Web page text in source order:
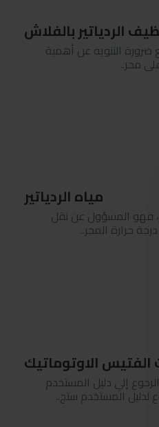
الردياتير بالفلاش
ضرورة التنويه عن أهمية
محر..
مياه الردياتير
فهو المسؤول عن نقل
حرارة المحر..
الاوتوماتيك
إلي دليل المستخدم
لدليل المستخدم ستج..